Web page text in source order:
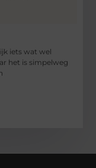
iets wat wel
het is simpelweg